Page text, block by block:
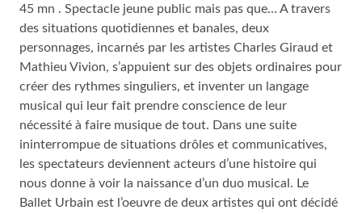
45 mn . Spectacle jeune public mais pas que… A travers
des situations quotidiennes et banales, deux
personnages, incarnés par les artistes Charles Giraud et
Mathieu Vivion, s’appuient sur des objets ordinaires pour
créer des rythmes singuliers, et inventer un langage
musical qui leur fait prendre conscience de leur
nécessité à faire musique de tout. Dans une suite
ininterrompue de situations drôles et communicatives,
les spectateurs deviennent acteurs d’une histoire qui
nous donne à voir la naissance d’un duo musical. Le
Ballet Urbain est l’oeuvre de deux artistes qui ont décidé